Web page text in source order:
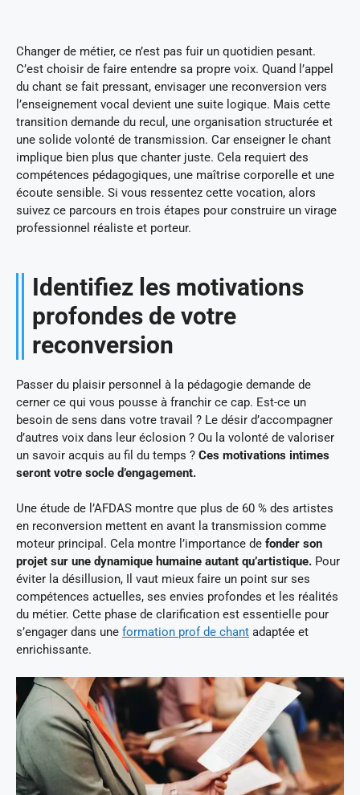
Changer de métier, ce n’est pas fuir un quotidien pesant.
C’est choisir de faire entendre sa propre voix. Quand l’appel
du chant se fait pressant, envisager une reconversion vers
l’enseignement vocal devient une suite logique. Mais cette
transition demande du recul, une organisation structurée et
une solide volonté de transmission. Car enseigner le chant
implique bien plus que chanter juste. Cela requiert des
compétences pédagogiques, une maîtrise corporelle et une
écoute sensible. Si vous ressentez cette vocation, alors
suivez ce parcours en trois étapes pour construire un virage
professionnel réaliste et porteur.
Identifiez les motivations
profondes de votre
reconversion
Passer du plaisir personnel à la pédagogie demande de
cerner ce qui vous pousse à franchir ce cap. Est-ce un
besoin de sens dans votre travail ? Le désir d’accompagner
d’autres voix dans leur éclosion ? Ou la volonté de valoriser
un savoir acquis au fil du temps ? Ces motivations intimes
seront votre socle d’engagement.
Une étude de l’AFDAS montre que plus de 60 % des artistes
en reconversion mettent en avant la transmission comme
moteur principal. Cela montre l’importance de fonder son
projet sur une dynamique humaine autant qu’artistique. Pour
éviter la désillusion, Il vaut mieux faire un point sur ses
compétences actuelles, ses envies profondes et les réalités
du métier. Cette phase de clarification est essentielle pour
s’engager dans une formation prof de chant adaptée et
enrichissante.